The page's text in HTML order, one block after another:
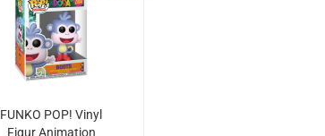
FUNKO POP! Vinyl
Figur Ani­ma­ti­on